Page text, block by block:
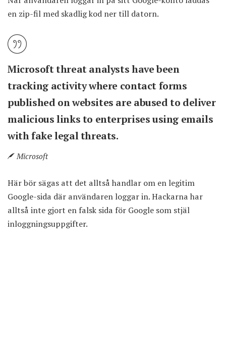
en zip-fil med skadlig kod ner till datorn.
Microsoft threat analysts have been
tracking activity where contact forms
published on websites are abused to deliver
malicious links to enterprises using emails
with fake legal threats.
Microsoft
Här bör sägas att det alltså handlar om en legitim
Google-sida där användaren loggar in. Hackarna har
alltså inte gjort en falsk sida för Google som stjäl
inloggningsuppgifter.